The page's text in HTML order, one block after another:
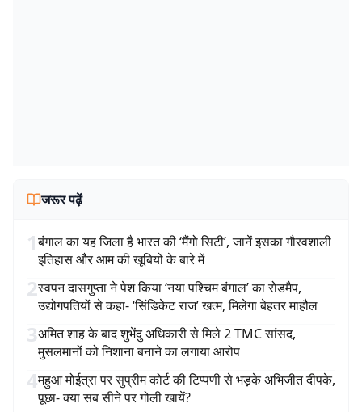
जरूर पढ़ें
1बंगाल का यह जिला है भारत की ‘मैंगो सिटी’, जानें इसका गौरवशाली
इतिहास और आम की खूबियों के बारे में
2स्वपन दासगुप्ता ने पेश किया ‘नया पश्चिम बंगाल’ का रोडमैप,
उद्योगपतियों से कहा- ‘सिंडिकेट राज’ खत्म, मिलेगा बेहतर माहौल
3अमित शाह के बाद शुभेंदु अधिकारी से मिले 2 TMC सांसद,
मुसलमानों को निशाना बनाने का लगाया आरोप
4महुआ मोईत्रा पर सुप्रीम कोर्ट की टिप्पणी से भड़के अभिजीत दीपके,
पूछा- क्या सब सीने पर गोली खायें?